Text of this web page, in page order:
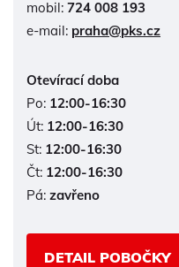
mobil: 724 008 193
e-mail: praha@pks.cz
Otevírací doba
Po: 12:00-16:30
Út: 12:00-16:30
St: 12:00-16:30
Čt: 12:00-16:30
Pá: zavřeno
DETAIL POBOČKY